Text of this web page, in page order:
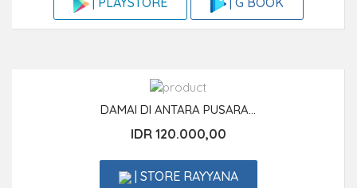
DAMAI DI ANTARA PUSARA...
IDR 120.000,00
| STORE RAYYANA